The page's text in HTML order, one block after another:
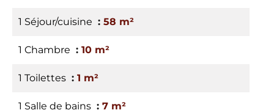
1 Séjour/cuisine 58 m²
1 Chambre 10 m²
1 Toilettes 1 m²
1 Salle de bains 7 m²